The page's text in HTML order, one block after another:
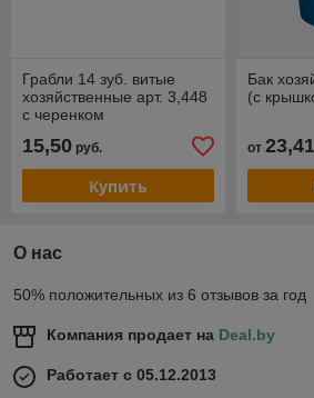
Грабли 14 зуб. витые
хозяйственные арт. 3,448
с черенком
15,50 руб.
Купить
Бак
(с
от 23,41
О нас
50% положительных из 6 отзывов за год
Компания продает на Deal.by
Работает с 05.12.2013